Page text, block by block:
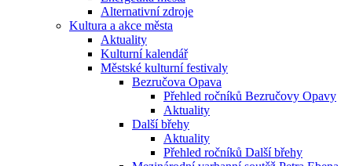
Alternativní zdroje
Kultura a akce města
Aktuality
Kulturní kalendář
Městské kulturní festivaly
Bezručova Opava
Přehled ročníků Bezručovy Opavy
Aktuality
Další břehy
Aktuality
Přehled ročníků Další břehy